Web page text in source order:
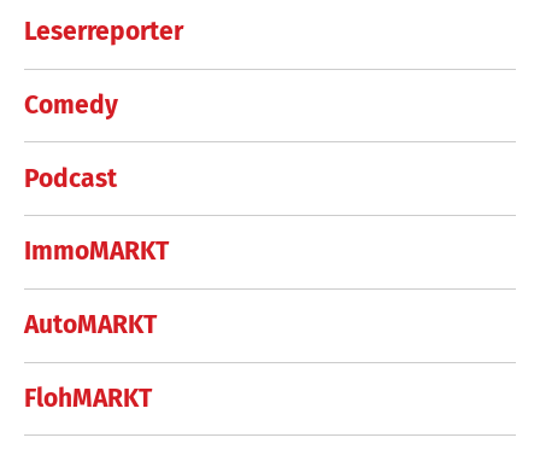
Leserreporter
Comedy
Podcast
ImmoMARKT
AutoMARKT
FlohMARKT